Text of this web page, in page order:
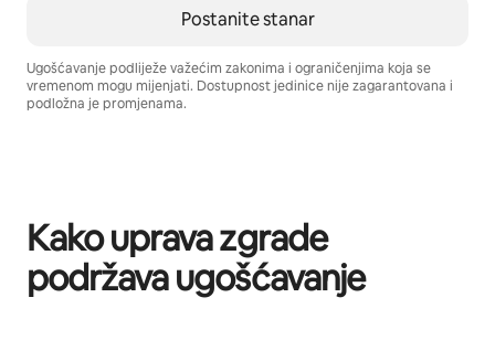
Postanite stanar
Ugošćavanje podliježe važećim zakonima i ograničenjima koja se
vremenom mogu mijenjati. Dostupnost jedinice nije zagarantovana i
podložna je promjenama.
Kako uprava zgrade
podržava ugošćavanje